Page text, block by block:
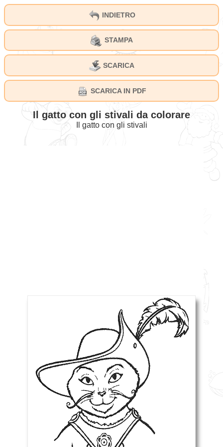
INDIETRO
STAMPA
SCARICA
SCARICA IN PDF
Il gatto con gli stivali da colorare
Il gatto con gli stivali